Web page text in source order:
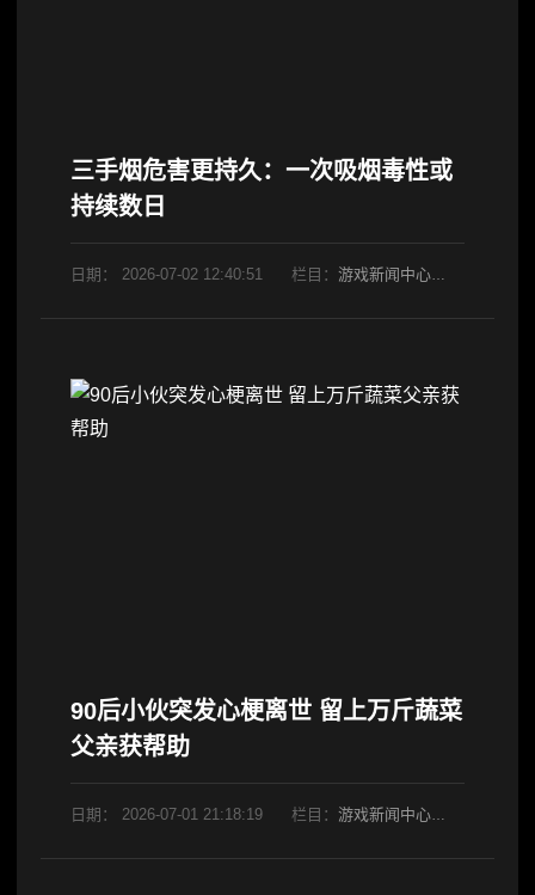
三手烟危害更持久：一次吸烟毒性或
持续数日
日期： 2026-07-02 12:40:51 栏目： 游戏新闻中心
90后小伙突发心梗离世 留上万斤蔬菜
父亲获帮助
日期： 2026-07-01 21:18:19 栏目： 游戏新闻中心